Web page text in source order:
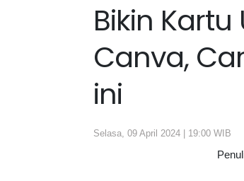
Bikin
Canva,
ini
Selasa, 09 April 2024 | 19:00 WIB